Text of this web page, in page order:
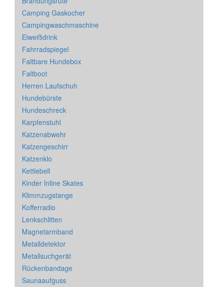
Camping Gaskocher
Campingwaschmaschine
Eiweißdrink
Fahrradspiegel
Faltbare Hundebox
Faltboot
Herren Laufschuh
Hundebürste
Hundeschreck
Karpfenstuhl
Katzenabwehr
Katzengeschirr
Katzenklo
Kettlebell
Kinder Inline Skates
Klimmzugstange
Kofferradio
Lenkschlitten
Magnetarmband
Metalldetektor
Metallsuchgerät
Rückenbandage
Saunaaufguss